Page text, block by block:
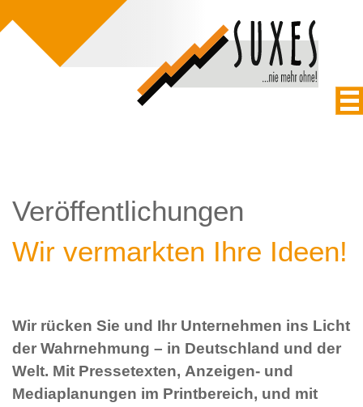
Veröffentlichungen
Wir vermarkten Ihre Ideen!
Wir rücken Sie und Ihr Unternehmen ins Licht
der Wahrnehmung – in Deutschland und der
Welt. Mit Pressetexten, Anzeigen- und
Mediaplanungen im Printbereich, und mit